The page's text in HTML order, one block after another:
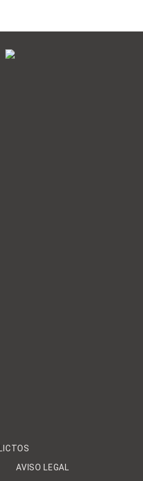
AVISO LEGAL